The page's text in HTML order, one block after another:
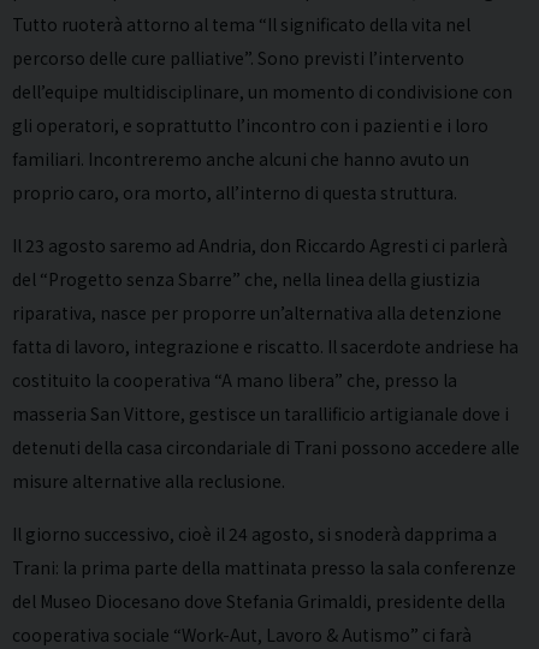
Tutto ruoterà attorno al tema “Il significato della vita nel
percorso delle cure palliative”. Sono previsti l’intervento
dell’equipe multidisciplinare, un momento di condivisione con
gli operatori, e soprattutto l’incontro con i pazienti e i loro
familiari. Incontreremo anche alcuni che hanno avuto un
proprio caro, ora morto, all’interno di questa struttura.
Il 23 agosto saremo ad Andria, don Riccardo Agresti ci parlerà
del “Progetto senza Sbarre” che, nella linea della giustizia
riparativa, nasce per proporre un’alternativa alla detenzione
fatta di lavoro, integrazione e riscatto. Il sacerdote andriese ha
costituito la cooperativa “A mano libera” che, presso la
masseria San Vittore, gestisce un tarallificio artigianale dove i
detenuti della casa circondariale di Trani possono accedere alle
misure alternative alla reclusione.
Il giorno successivo, cioè il 24 agosto, si snoderà dapprima a
Trani: la prima parte della mattinata presso la sala conferenze
del Museo Diocesano dove Stefania Grimaldi, presidente della
cooperativa sociale “Work-Aut, Lavoro & Autismo” ci farà